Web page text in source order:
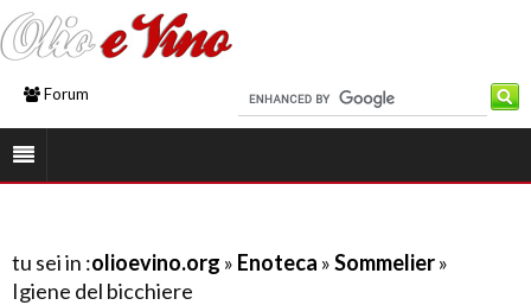
Forum
tu sei in :olioevino.org » Enoteca »Sommelier»
Igiene del bicchiere